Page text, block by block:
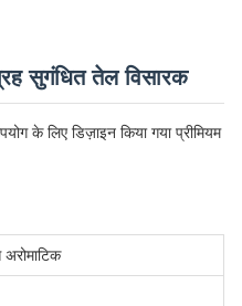
सुगंधित तेल विसारक
के लिए डिज़ाइन किया गया प्रीमियम